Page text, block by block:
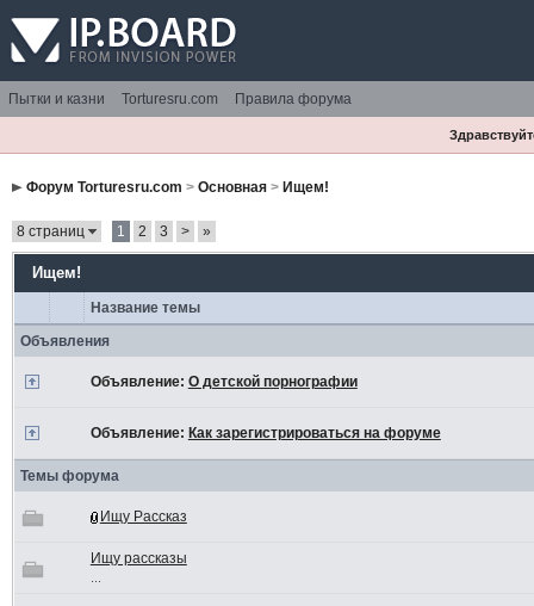
Пытки и казни Torturesru.com Правила форума
Форум Torturesru.com > Основная> Ищем!
8 страниц 1 2 3 > »
Ищем!
Название темы
Объявления
Объявление: О детской порнографии
Объявление: Как зарегистрироваться на форуме
Темы форума
Ищу Рассказ
Ищу рассказы